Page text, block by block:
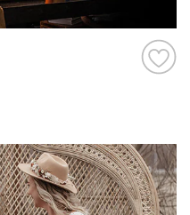
van zijn dat je
met de
onze website. Het
onvergetelijke
Bruidegom in